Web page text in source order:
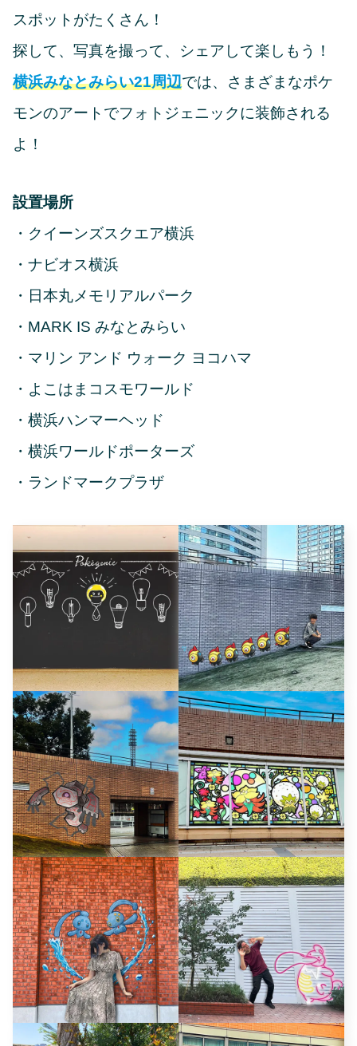
スポットがたくさん！
探して、写真を撮って、シェアして楽しもう！
横浜みなとみらい21周辺では、さまざまなポケ
モンのアートでフォトジェニックに装飾される
よ！
設置場所
・クイーンズスクエア横浜
・ナビオス横浜
・日本丸メモリアルパーク
・MARK IS みなとみらい
・マリン アンド ウォーク ヨコハマ
・よこはまコスモワールド
・横浜ハンマーヘッド
・横浜ワールドポーターズ
・ランドマークプラザ